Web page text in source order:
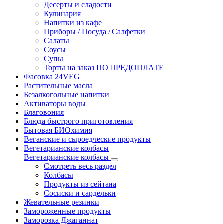
Десерты и сладости
Кулинария
Напитки из кафе
Приборы / Посуда / Салфетки
Салаты
Соусы
Супы
Торты на заказ ПО ПРЕДОПЛАТЕ
Фасовка 24VEG
Растительные масла
Безалкогольные напитки
Активаторы воды
Благовония
Блюда быстрого приготовления
Бытовая БИОхимия
Веганские и сыроедческие продукты
Вегетарианские колбасы
Вегетарианские колбасы
Смотреть весь раздел
Колбасы
Продукты из сейтана
Сосиски и сардельки
Жевательные резинки
Замороженные продукты
Заморозка Джаганнат